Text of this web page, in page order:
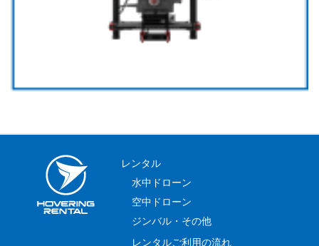
レンタル
水中ドローン
空中ドローン
ジンバル・その他
レンタルご利用の流れ